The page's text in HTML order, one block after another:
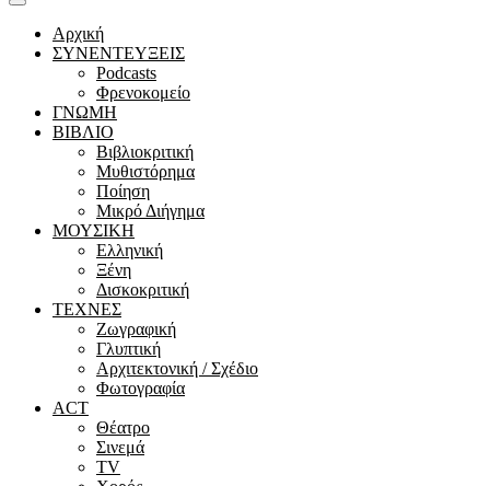
Αρχική
ΣΥΝΕΝΤΕΥΞΕΙΣ
Podcasts
Φρενοκομείο
ΓΝΩΜΗ
ΒΙΒΛΙΟ
Βιβλιοκριτική
Μυθιστόρημα
Ποίηση
Μικρό Διήγημα
ΜΟΥΣΙΚΗ
Ελληνική
Ξένη
Δισκοκριτική
ΤΕΧΝΕΣ
Ζωγραφική
Γλυπτική
Αρχιτεκτονική / Σχέδιο
Φωτογραφία
ACT
Θέατρο
Σινεμά
ΤV